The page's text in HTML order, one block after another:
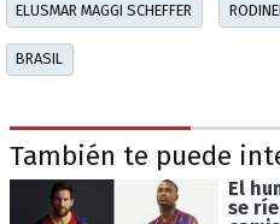
ELUSMAR MAGGI SCHEFFER RODINEI
BRASIL
También te puede
El
se